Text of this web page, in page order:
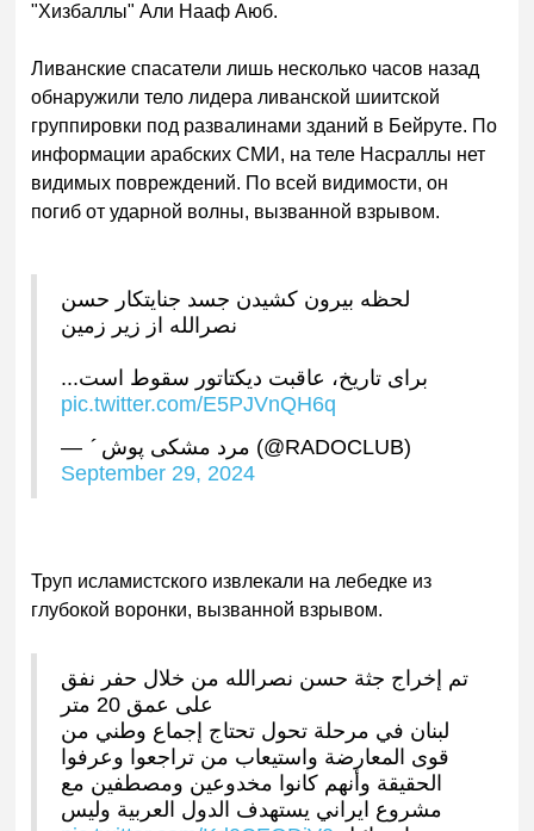
"Хизбаллы" Али Нааф Аюб.
Ливанские спасатели лишь несколько часов назад
обнаружили тело лидера ливанской шиитской
группировки под развалинами зданий в Бейруте. По
информации арабских СМИ, на теле Насраллы нет
видимых повреждений. По всей видимости, он
погиб от ударной волны, вызванной взрывом.
لحظه بیرون کشیدن جسد جنایتکار حسن
نصرالله از زیر زمین
برای تاریخ، عاقبت دیکتاتور سقوط است...
pic.twitter.com/E5PJVnQH6q
—  مرد مشکی پوش (@RADOCLUB)
September 29, 2024
Труп исламистского извлекали на лебедке из
глубокой воронки, вызванной взрывом.
تم إخراج جثة حسن نصرالله من خلال حفر نفق
على عمق 20 متر
لبنان في مرحلة تحول تحتاج إجماع وطني من
قوى المعارضة واستيعاب من تراجعوا وعرفوا
الحقيقة وأنهم كانوا مخدوعين ومصطفين مع
مشروع ايراني يستهدف الدول العربية وليس